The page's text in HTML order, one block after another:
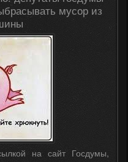
мусор из
на сайт Госдумы,